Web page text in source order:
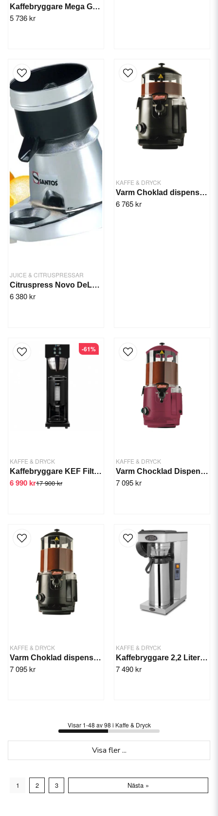
Kaffebryggare Mega Gold M 2,5L manuell
5 736 kr
JUICE & CITRUSPRESSAR
Citruspress Novo DeLuxe 20-40 ltr
6 380 kr
KAFFE & DRYCK
Varm Choklad dispenser 5L Chocolady
6 765 kr
KAFFE & DRYCK
Kaffebryggare KEF Filtronic FLC 250
17 900 kr
6 990 kr
-61%
KAFFE & DRYCK
Varm Chocklad Dispenser 10L Ruby Röd
7 095 kr
KAFFE & DRYCK
Varm Choklad dispenser 10L Chocolady
7 095 kr
KAFFE & DRYCK
Kaffebryggare 2,2 Liter Crem Termos A TK
7 490 kr
Visar 1-48 av 98 i Kaffe & Dryck
Visa fler ...
1 2 3 Nästa »